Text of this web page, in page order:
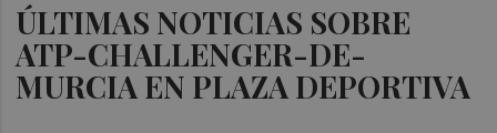
ÚLTIMAS NOTICIAS SOBRE
ATP-CHALLENGER-DE-
MURCIA EN PLAZA DEPORTIVA